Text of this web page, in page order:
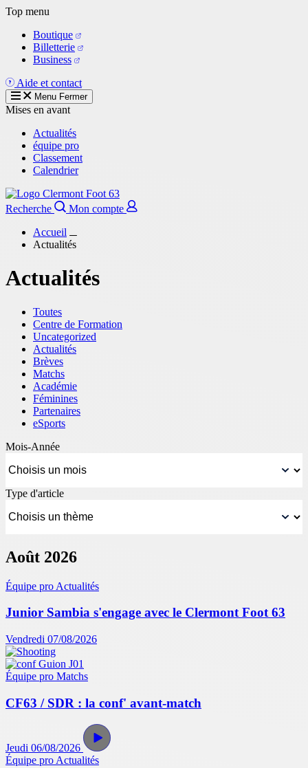
Aller
contenu
principal
Top menu
Boutique
Billetterie
Business
Aide et contact
Menu Fermer
Mises en avant
Actualités
équipe pro
Classement
Calendrier
Recherche
Mon compte
Accueil
Actualités
Actualités
Toutes
Centre de Formation
Uncategorized
Actualités
Brèves
Matchs
Académie
Féminines
Partenaires
eSports
Mois-Année
Type d'article
Août 2026
Équipe pro Actualités
Junior Sambia s'engage avec le Clermont Foot 63
Vendredi 07/08/2026
Équipe pro Matchs
CF63 / SDR : la conf' avant-match
Jeudi 06/08/2026
Équipe pro Actualités